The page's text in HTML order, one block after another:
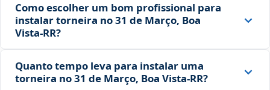
Como escolher um bom profissional para
instalar torneira no 31 de Março, Boa
Vista‑RR?
Quanto tempo leva para instalar uma
torneira no 31 de Março, Boa Vista‑RR?